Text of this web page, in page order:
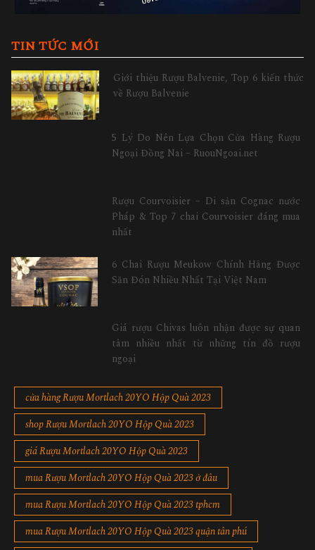
TIN TỨC MỚI
Giới thiệu Rượu Balvenie, Top 6 kiến thức
về Rượu Balvenie
5 Lý Do Nên Lựa Chọn Cửa Hàng Rượu
Ngoại Đồng Nai – RuouNgoai.net
Rượu Courvoisier – Di sản Cognac nước
Pháp & Top 7 chai Courvoisier đáng mua
nhất
6 Chai Rượu Meukow Chính Hãng Được
Săn Đón Nhiều Nhất Tại Việt Nam
Giá rượu Chivas luôn nhận được sự quan
tâm nhiều nhất từ những tín đồ rượu
ngoại
cửa hàng Rượu Mortlach 20YO Hộp Quà 2023
shop Rượu Mortlach 20YO Hộp Quà 2023
giá Rượu Mortlach 20YO Hộp Quà 2023
mua Rượu Mortlach 20YO Hộp Quà 2023 ở đâu
mua Rượu Mortlach 20YO Hộp Quà 2023 tphcm
mua Rượu Mortlach 20YO Hộp Quà 2023 quận tân phú